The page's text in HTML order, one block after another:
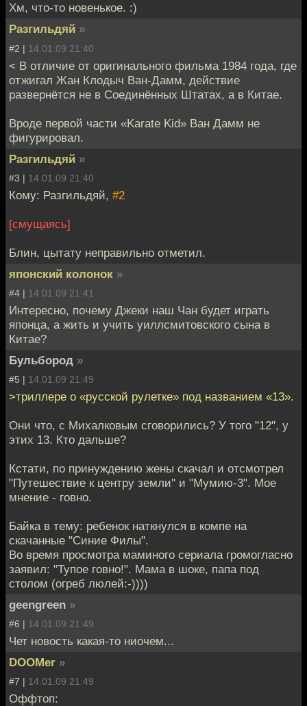
Хм, что-то новенькое. :)
Разгильдяй »
#2 | 14.01.09 21:40
< В отличие от оригинального фильма 1984 года, где
отжигал Жан Клодыч Ван-Дамм, действие
развернётся не в Соединённых Штатах, а в Китае.
Вроде первой части «Karate Kid» Ван Дамм не
фигурировал.
Разгильдяй »
#3 | 14.01.09 21:40
Кому: Разгильдяй, #2
[смущаясь]
Блин, цытату неправильно отметил.
японский колонок »
#4 | 14.01.09 21:41
Интересно, почему Джеки наш Чан будет играть
японца, а жить и учить уиллсмитовского сына в
Китае?
Бульбород »
#5 | 14.01.09 21:49
>триллере о «русской рулетке» под названием «13».
Они что, с Михалковым сговорились? У того "12", у
этих 13. Кто дальше?
Кстати, по принуждению жены скачал и отсмотрел
"Путешествие к центру земли" и "Мумию-3". Мое
мнение - говно.
Байка в тему: ребенок наткнулся в компе на
скачанные "Синие Филы".
Во время просмотра маминого сериала громогласно
заявил: "Тупое говно!". Мама в шоке, папа под
столом (огреб люлей:-))))
geengreen »
#6 | 14.01.09 21:49
Чет новость какая-то ниочем...
DOOMer »
#7 | 14.01.09 21:49
Оффтоп: